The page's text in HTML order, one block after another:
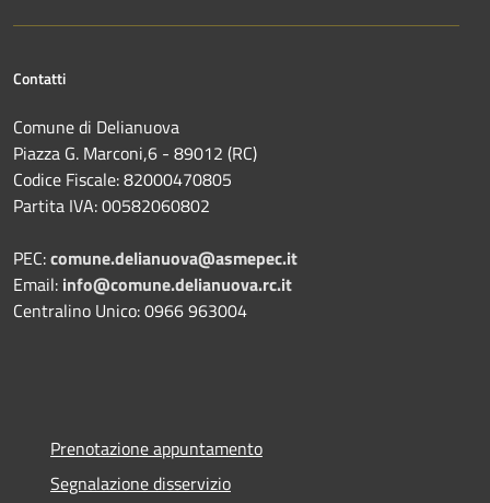
Contatti
Comune di Delianuova
Piazza G. Marconi,6 - 89012 (RC)
Codice Fiscale: 82000470805
Partita IVA: 00582060802
PEC:comune.delianuova@asmepec.it
Email: info@comune.delianuova.rc.it
Centralino Unico: 0966 963004
Prenotazione appuntamento
Segnalazione disservizio